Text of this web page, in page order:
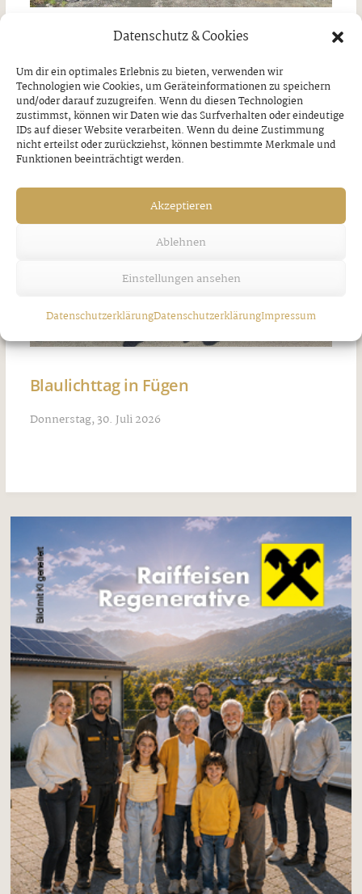
Datenschutz & Cookies
Um dir ein optimales Erlebnis zu bieten, verwenden wir
Technologien wie Cookies, um Geräteinformationen zu speichern
und/oder darauf zuzugreifen. Wenn du diesen Technologien
zustimmst, können wir Daten wie das Surfverhalten oder eindeutige
IDs auf dieser Website verarbeiten. Wenn du deine Zustimmung
nicht erteilst oder zurückziehst, können bestimmte Merkmale und
Funktionen beeinträchtigt werden.
Akzeptieren
Ablehnen
Einstellungen ansehen
DatenschutzerklärungDatenschutzerklärungImpressum
Wanderausflug zur Schellenbergalm￼
Donnerstag, 30. Juli 2026
Blaulichttag in Fügen
Donnerstag, 30. Juli 2026